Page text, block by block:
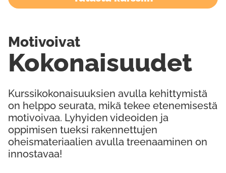
Kurssikokonaisuuksien avulla kehittymistä
on helppo seurata, mikä tekee etenemisestä
motivoivaa. Lyhyiden videoiden ja
oppimisen tueksi rakennettujen
oheismateriaalien avulla treenaaminen on
innostavaa!
Kokonaisuudet
Motivoivat